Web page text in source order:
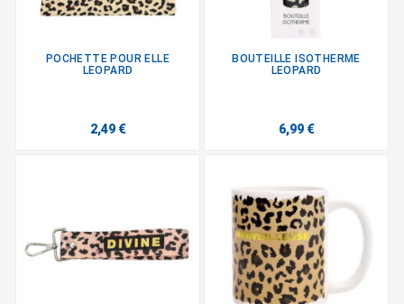
POCHETTE POUR ELLE
LEOPARD
2,49 €
BOUTEILLE ISOTHERME
LEOPARD
6,99 €